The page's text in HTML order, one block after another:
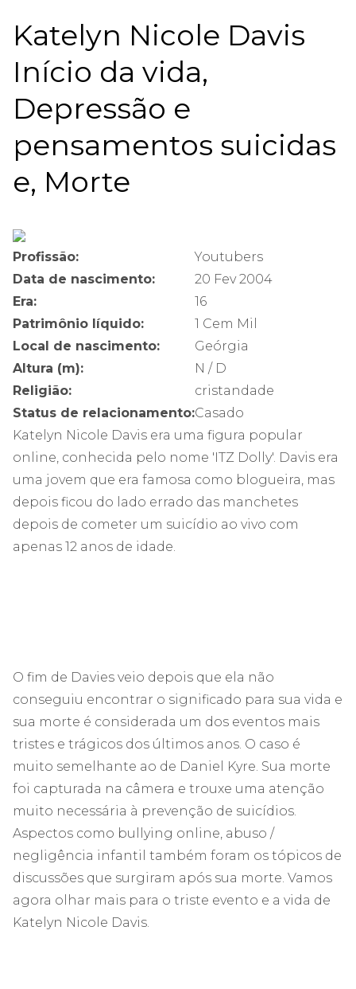
Katelyn Nicole Davis
Início da vida,
Depressão e
pensamentos suicidas
e, Morte
Profissão:
Youtubers
Data de nascimento:
20 Fev 2004
Era:
16
Patrimônio líquido:
1 Cem Mil
Local de nascimento:
Geórgia
Altura (m):
N / D
Religião:
cristandade
Status de relacionamento:Casado
Katelyn Nicole Davis era uma figura popular
online, conhecida pelo nome 'ITZ Dolly'. Davis era
uma jovem que era famosa como blogueira, mas
depois ficou do lado errado das manchetes
depois de cometer um suicídio ao vivo com
apenas 12 anos de idade.
O fim de Davies veio depois que ela não
conseguiu encontrar o significado para sua vida e
sua morte é considerada um dos eventos mais
tristes e trágicos dos últimos anos. O caso é
muito semelhante ao de Daniel Kyre. Sua morte
foi capturada na câmera e trouxe uma atenção
muito necessária à prevenção de suicídios.
Aspectos como bullying online, abuso /
negligência infantil também foram os tópicos de
discussões que surgiram após sua morte. Vamos
agora olhar mais para o triste evento e a vida de
Katelyn Nicole Davis.